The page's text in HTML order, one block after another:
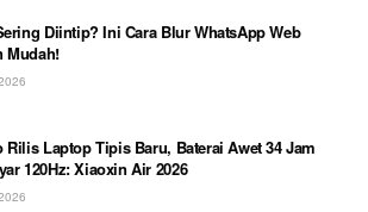
Diintip? Ini Cara Blur WhatsApp Web
Mudah!
Rilis Laptop Tipis Baru, Baterai Awet 34 Jam
120Hz: Xiaoxin Air 2026